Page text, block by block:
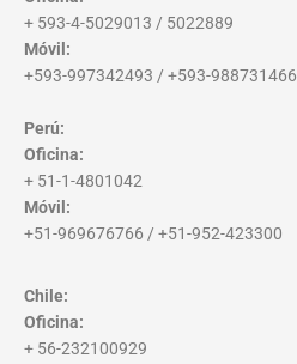
+ 593-4-5029013 / 5022889
Móvil:
+593-997342493 / +593-988731466
Perú:
Oficina:
+ 51-1-4801042
Móvil:
+51-969676766 / +51-952-423300
Chile:
Oficina:
+ 56-232100929